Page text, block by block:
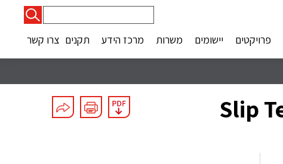
פרויקטים יישומים משרות מרכז הידע תקנים צרו קשר